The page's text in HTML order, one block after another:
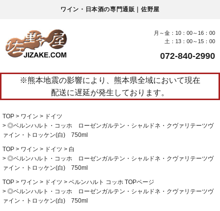
ワイン・日本酒の専門通販｜佐野屋
月～金：10：00～16：00
土：13：00～15：00
072-840-2990
※熊本地震の影響により、熊本県全域において現在
配送に遅延が発生しております。
TOP ワイン
ドイツ
◎ベルンハルト・コッホ ローゼンガルテン・シャルドネ・クヴァリテーツヴ
ァイン・トロッケン(白) 750ml
TOP ワイン ドイツ
白
◎ベルンハルト・コッホ ローゼンガルテン・シャルドネ・クヴァリテーツヴ
ァイン・トロッケン(白) 750ml
TOP ワイン ドイツ
ベルンハルト コッホ TOPページ
◎ベルンハルト・コッホ ローゼンガルテン・シャルドネ・クヴァリテーツヴ
ァイン・トロッケン(白) 750ml